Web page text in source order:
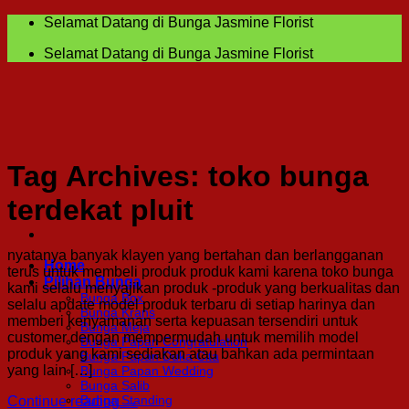
Skip
content
Selamat Datang di Bunga Jasmine Florist
Selamat Datang di Bunga Jasmine Florist
Home
Pilihan Bunga
Bunga Box
Bunga Krans
Bunga Meja
Bunga Papan Congratulation
Bunga Papan Duka Cita
Bunga Papan Wedding
Bunga Salib
Bunga Standing
Tag Archives: toko bunga
terdekat pluit
nyatanya banyak klayen yang bertahan dan berlangganan
terus untuk membeli produk produk kami karena toko bunga
kami selalu menyajikan produk -produk yang berkualitas dan
selalu apdate model produk terbaru di setiap harinya dan
memberi kenyamanan serta kepuasan tersendiri untuk
customer dengan mempermudah untuk memilih model
produk yang kami sediakan atau bahkan ada permintaan
yang lain […]
Continue reading→